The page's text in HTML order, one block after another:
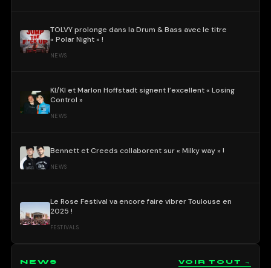
TOLVY prolonge dans la Drum & Bass avec le titre
« Polar Night » !
NEWS
KI/KI et Marlon Hoffstadt signent l’excellent « Losing
Control »
NEWS
Bennett et Creeds collaborent sur « Milky way » !
NEWS
Le Rose Festival va encore faire vibrer Toulouse en
2025 !
FESTIVALS
NEWS VOIR TOUT →